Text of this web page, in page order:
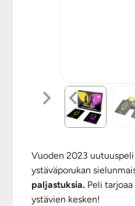
Vuoden 2023
ystäväporukan
paljastuksia. Peli
ystävien kesken!